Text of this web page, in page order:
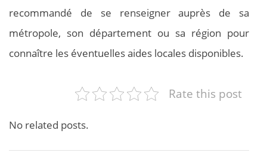
recommandé de se renseigner auprès de sa
métropole, son département ou sa région pour
connaître les éventuelles aides locales disponibles.
Rate this post
No related posts.